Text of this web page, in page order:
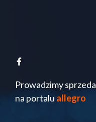
Prowadzimy
na portalu allegro